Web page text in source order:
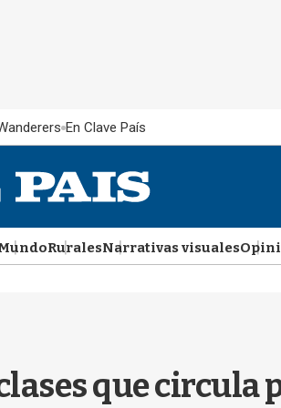
En Clave País
RuralesNarrativas visuales
que circula